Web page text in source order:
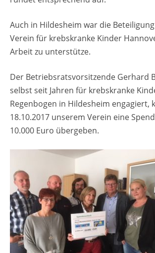
Auch in Hil­des­heim war die
Ver­ein für krebs­kran­ke Kin­der
Ar­beit zu un­ter­stüt­ze.
Der Be­triebs­rats­vor­sit­zen­de Ger­hard
selbst seit Jah­ren für krebs­kran­ke
Re­gen­bo­gen in Hil­des­heim en­ga­giert,
18.10.2017 un­se­rem Ver­ein eine
10.000 Euro über­ge­ben.